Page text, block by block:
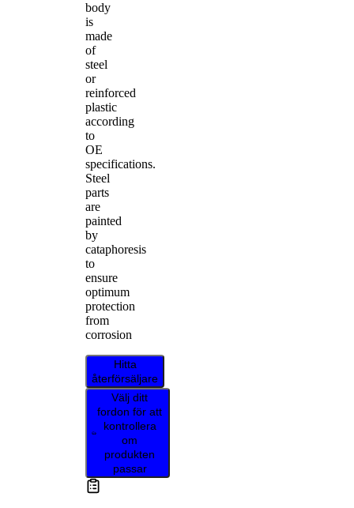
body
is
made
of
steel
or
reinforced
plastic
according
to
OE
specifications.
Steel
parts
are
painted
by
cataphoresis
to
ensure
optimum
protection
from
corrosion
Hitta
återförsäljare
Välj ditt
fordon för att
kontrollera
om
produkten
passar